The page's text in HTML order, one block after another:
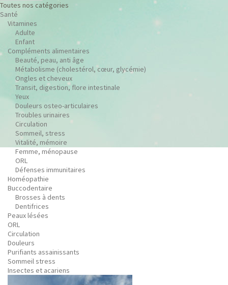
Toutes nos catégories
Santé
Vitamines
Adulte
Enfant
Compléments alimentaires
Beauté, peau, anti âge
Métabolisme (cholestérol, cœur, glycémie)
Ongles et cheveux
Transit, digestion, flore intestinale
Yeux
Douleurs osteo-articulaires
Troubles urinaires
Circulation
Sommeil, stress
Vitalité, mémoire
Femme, ménopause
ORL
Défenses immunitaires
Homéopathie
Buccodentaire
Brosses à dents
Dentifrices
Peaux lésées
ORL
Circulation
Douleurs
Purifiants assainissants
Sommeil stress
Insectes et acariens